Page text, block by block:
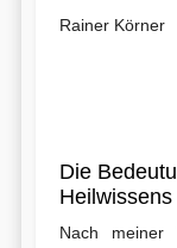
Rainer Körner
Die
Nach meiner